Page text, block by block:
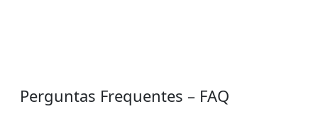
Perguntas Frequentes – FAQ